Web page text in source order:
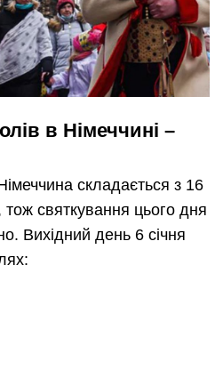
в Німеччині –
складається з 16
святкування цього дня
Вихідний день 6 січня